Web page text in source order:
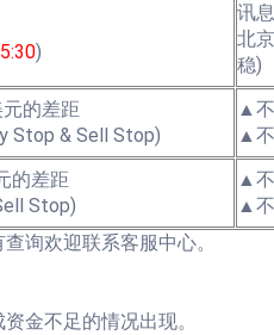
)
讯
北
稳)
的差距
Stop & Sell Stop)
▲不
▲不
的差距
Stop)
▲不
▲不
询欢迎联系客服中心。
金不足的情况出现。